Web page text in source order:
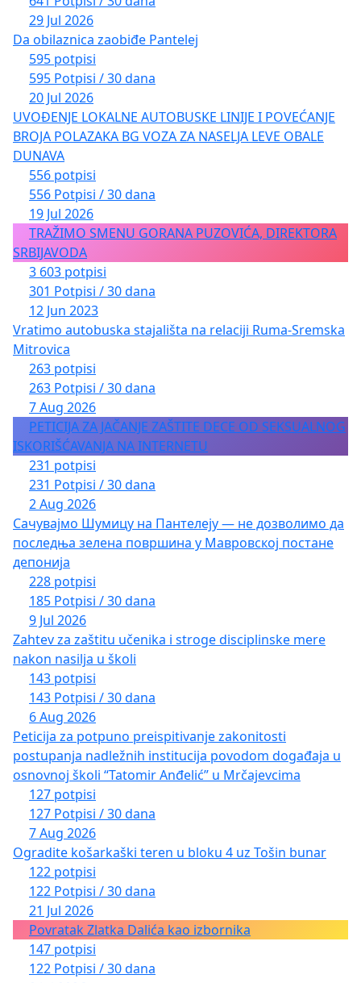
29 Jul 2026
Da obilaznica zaobiđe Pantelej
595 potpisi
595 Potpisi / 30 dana
20 Jul 2026
UVOĐENJE LOKALNE AUTOBUSKE LINIJE I POVEĆANJE
BROJA POLAZAKA BG VOZA ZA NASELJA LEVE OBALE
DUNAVA
556 potpisi
556 Potpisi / 30 dana
19 Jul 2026
TRAŽIMO SMENU GORANA PUZOVIĆA, DIREKTORA
SRBIJAVODA
3 603 potpisi
301 Potpisi / 30 dana
12 Jun 2023
Vratimo autobuska stajališta na relaciji Ruma-Sremska
Mitrovica
263 potpisi
263 Potpisi / 30 dana
7 Aug 2026
PETICIJA ZA JAČANJE ZAŠTITE DECE OD SEKSUALNOG
ISKORIŠĆAVANJA NA INTERNETU
231 potpisi
231 Potpisi / 30 dana
2 Aug 2026
Сачувајмо Шумицу на Пантелеју — не дозволимо да
последња зелена површина у Мавровској постане
депонија
228 potpisi
185 Potpisi / 30 dana
9 Jul 2026
Zahtev za zaštitu učenika i stroge disciplinske mere
nakon nasilja u školi
143 potpisi
143 Potpisi / 30 dana
6 Aug 2026
Peticija za potpuno preispitivanje zakonitosti
postupanja nadležnih institucija povodom događaja u
osnovnoj školi “Tatomir Anđelić” u Mrčajevcima
127 potpisi
127 Potpisi / 30 dana
7 Aug 2026
Ogradite košarkaški teren u bloku 4 uz Tošin bunar
122 potpisi
122 Potpisi / 30 dana
21 Jul 2026
Povratak Zlatka Dalića kao izbornika
147 potpisi
122 Potpisi / 30 dana